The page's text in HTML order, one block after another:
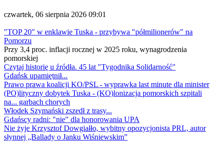
czwartek, 06 sierpnia 2026 09:01
"TOP 20" w enklawie Tuska - przybywa "półmilionerów" na
Pomorzu
Przy 3,4 proc. inflacji rocznej w 2025 roku, wynagrodzenia
pomorskiej
Czytaj historię u źródła. 45 lat "Tygodnika Solidarność"
Gdańsk upamiętnił...
Prawo prawa koalicji KO/PSL - wyprawka last minute dla minister
(PO)lityczny dobytek Tuska - (KO)lonizacja pomorskich szpitali
na... garbach chorych
Włodek Szymański zszedł z trasy...
Gdańscy radni: "nie" dla honorowania UPA
Nie żyje Krzysztof Dowgiałło, wybitny opozycjonista PRL, autor
słynnej „Ballady o Janku Wiśniewskim”